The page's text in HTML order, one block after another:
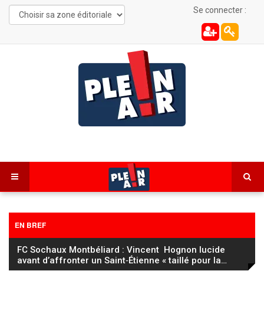
Se connecter :
EN BREF
FC Sochaux Montbéliard : Vincent Hognon lucide
avant d’affronter un Saint‑Étienne « taillé pour la…